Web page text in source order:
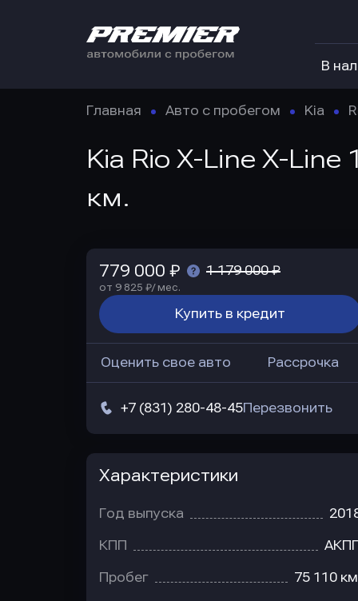
В
Главная Авто с пробегом Kia
Kia Rio X-Line X-
км.
779 000 ₽ 1 179 000 ₽
от 9 825 ₽/ мес.
Купить в кредит
Оценить свое авто Рассрочка
+7 (831) 280-48-45Перезвонить
Характеристики
Год выпуска
КПП
Пробег 75 110